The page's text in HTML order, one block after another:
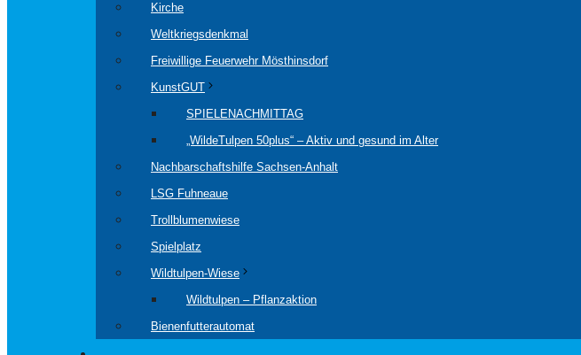
Kirche
Weltkriegsdenkmal
Freiwillige Feuerwehr Mösthinsdorf
KunstGUT
SPIELENACHMITTAG
„WildeTulpen 50plus“ – Aktiv und gesund im Alter
Nachbarschaftshilfe Sachsen-Anhalt
LSG Fuhneaue
Trollblumenwiese
Spielplatz
Wildtulpen-Wiese
Wildtulpen – Pflanzaktion
Bienenfutterautomat